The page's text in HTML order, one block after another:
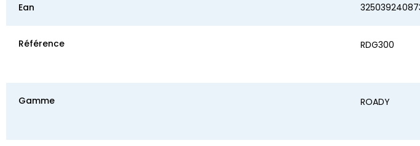
Ean
Référence RDG300
Gamme ROADY